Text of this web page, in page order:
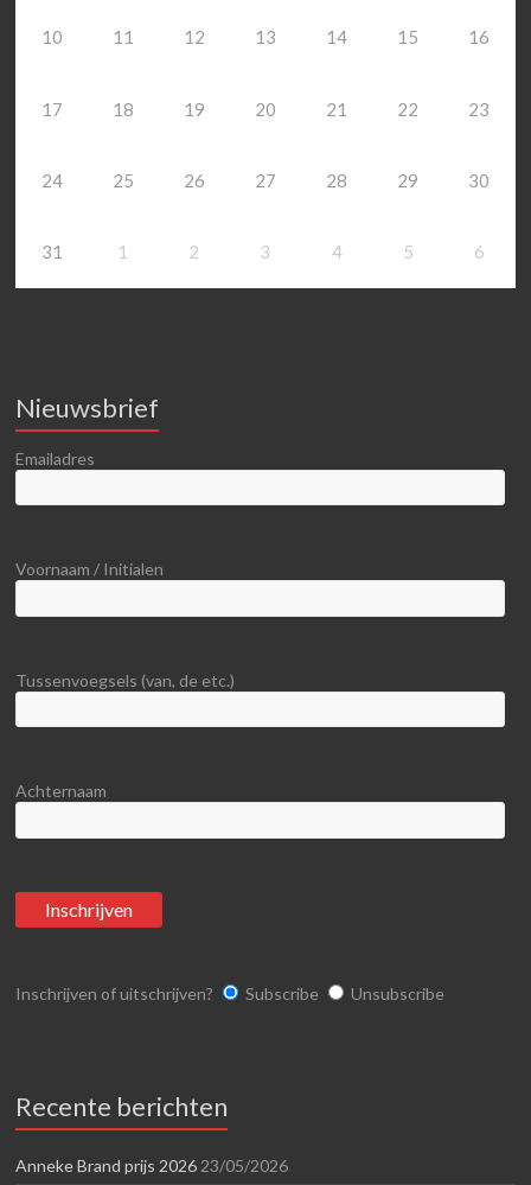
10 11 12 13 14 15 16
17 18 19 20 21 22 23
24 25 26 27 28 29 30
31 1 2 3 4 5 6
Nieuwsbrief
Emailadres
Voornaam / Initialen
Tussenvoegsels (van, de etc.)
Achternaam
Inschrijven of uitschrijven? Subscribe Unsubscribe
Recente berichten
Anneke Brand prijs 2026 23/05/2026